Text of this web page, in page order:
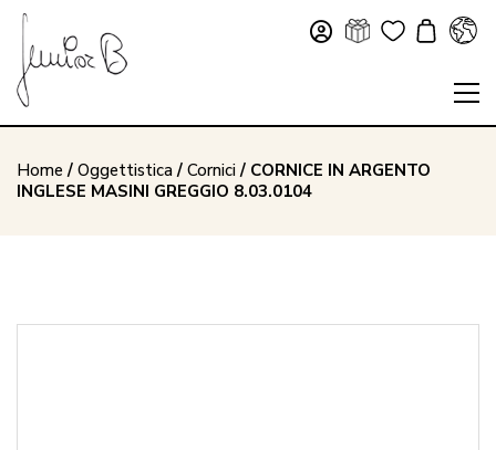
Home / Oggettistica/ Cornici/ CORNICE IN ARGENTO
INGLESE MASINI GREGGIO 8.03.0104